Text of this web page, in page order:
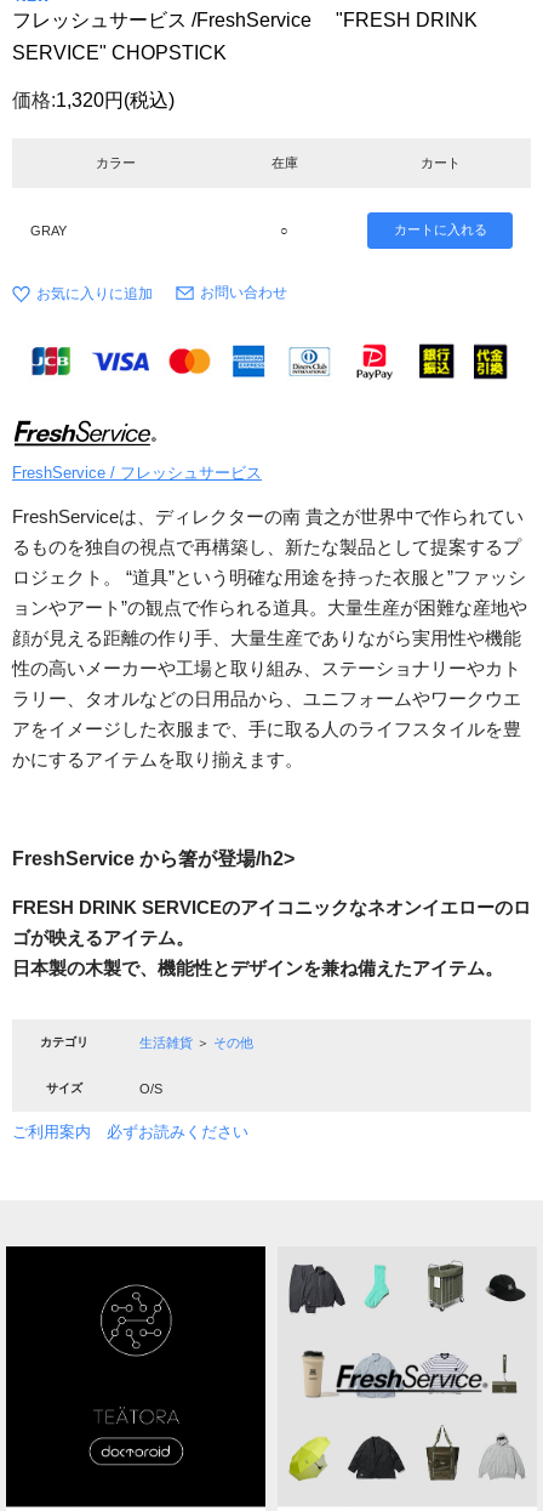
フレッシュサービス /FreshService "FRESH DRINK
SERVICE" CHOPSTICK
価格:1,320円 (税込)
カラー 在庫 カート
GRAY ○
お問い合わせ
FreshService / フレッシュサービス
FreshServiceは、ディレクターの南 貴之が世界中で作られてい
るものを独自の視点で再構築し、新たな製品として提案するプ
ロジェクト。 “道具”という明確な用途を持った衣服と”ファッシ
ョンやアート”の観点で作られる道具。大量生産が困難な産地や
顔が見える距離の作り手、大量生産でありながら実用性や機能
性の高いメーカーや工場と取り組み、ステーショナリーやカト
ラリー、タオルなどの日用品から、ユニフォームやワークウエ
アをイメージした衣服まで、手に取る人のライフスタイルを豊
かにするアイテムを取り揃えます。
FreshService から箸が登場/h2>
FRESH DRINK SERVICEのアイコニックなネオンイエローのロ
ゴが映えるアイテム。
日本製の木製で、機能性とデザインを兼ね備えたアイテム。
カテゴリ 生活雑貨 ＞ その他
サイズ O/S
ご利用案内 必ずお読みください